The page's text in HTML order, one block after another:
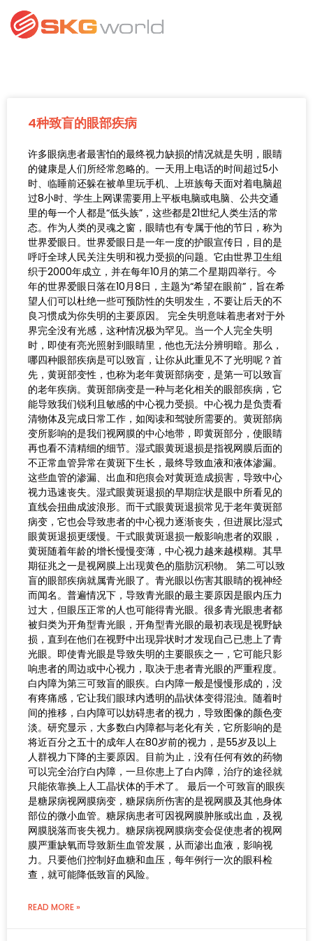
4种致盲的眼部疾病
许多眼病患者最害怕的最终视力缺损的情况就是失明，眼睛
的健康是人们所经常忽略的。一天用上电话的时间超过5小
时、临睡前还躲在被单里玩手机、上班族每天面对着电脑超
过8小时、学生上网课需要用上平板电脑或电脑、公共交通
里的每一个人都是“低头族”，这些都是21世纪人类生活的常
态。作为人类的灵魂之窗，眼睛也有专属于他的节日，称为
世界爱眼日。世界爱眼日是一年一度的护眼宣传日，目的是
呼吁全球人民关注失明和视力受损的问题。它由世界卫生组
织于2000年成立，并在每年10月的第二个星期四举行。今
年的世界爱眼日落在10月8日，主题为“希望在眼前”，旨在希
望人们可以杜绝一些可预防性的失明发生，不要让后天的不
良习惯成为你失明的主要原因。 完全失明意味着患者对于外
界完全没有光感，这种情况极为罕见。当一个人完全失明
时，即使有亮光照射到眼睛里，他也无法分辨明暗。那么，
哪四种眼部疾病是可以致盲，让你从此重见不了光明呢？首
先，黄斑部变性，也称为老年黄斑部病变，是第一可以致盲
的老年疾病。黄斑部病变是一种与老化相关的眼部疾病，它
能导致我们锐利且敏感的中心视力受损。中心视力是负责看
清物体及完成日常工作，如阅读和驾驶所需要的。黄斑部病
变所影响的是我们视网膜的中心地带，即黄斑部分，使眼睛
再也看不清精细的细节。湿式眼黄斑退损是指视网膜后面的
不正常血管异常在黄斑下生长，最终导致血液和液体渗漏。
这些血管的渗漏、出血和疤痕会对黄斑造成损害，导致中心
视力迅速丧失。湿式眼黄斑退损的早期症状是眼中所看见的
直线会扭曲成波浪形。而干式眼黄斑退损常见于老年黄斑部
病变，它也会导致患者的中心视力逐渐丧失，但进展比湿式
眼黄斑退损更缓慢。干式眼黄斑退损一般影响患者的双眼，
黄斑随着年龄的增长慢慢变薄，中心视力越来越模糊。其早
期征兆之一是视网膜上出现黄色的脂肪沉积物。 第二可以致
盲的眼部疾病就属青光眼了。青光眼以伤害其眼睛的视神经
而闻名。普遍情况下，导致青光眼的最主要原因是眼内压力
过大，但眼压正常的人也可能得青光眼。很多青光眼患者都
被归类为开角型青光眼，开角型青光眼的最初表现是视野缺
损，直到在他们在视野中出现异状时才发现自己已患上了青
光眼。即使青光眼是导致失明的主要眼疾之一，它可能只影
响患者的周边或中心视力，取决于患者青光眼的严重程度。
白内障为第三可致盲的眼疾。白内障一般是慢慢形成的，没
有疼痛感，它让我们眼球内透明的晶状体变得混浊。随着时
间的推移，白内障可以妨碍患者的视力，导致图像的颜色变
淡。研究显示，大多数白内障都与老化有关，它所影响的是
将近百分之五十的成年人在80岁前的视力，是55岁及以上
人群视力下降的主要原因。目前为止，没有任何有效的药物
可以完全治疗白内障，一旦你患上了白内障，治疗的途径就
只能依靠换上人工晶状体的手术了。 最后一个可致盲的眼疾
是糖尿病视网膜病变，糖尿病所伤害的是视网膜及其他身体
部位的微小血管。糖尿病患者可因视网膜肿胀或出血，及视
网膜脱落而丧失视力。糖尿病视网膜病变会促使患者的视网
膜严重缺氧而导致新生血管发展，从而渗出血液，影响视
力。只要他们控制好血糖和血压，每年例行一次的眼科检
查，就可能降低致盲的风险。
READ MORE »